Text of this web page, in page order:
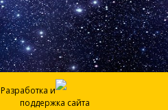
Разработка и
поддержка сайта